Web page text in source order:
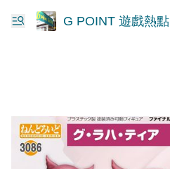
G POINT 遊戲熱點